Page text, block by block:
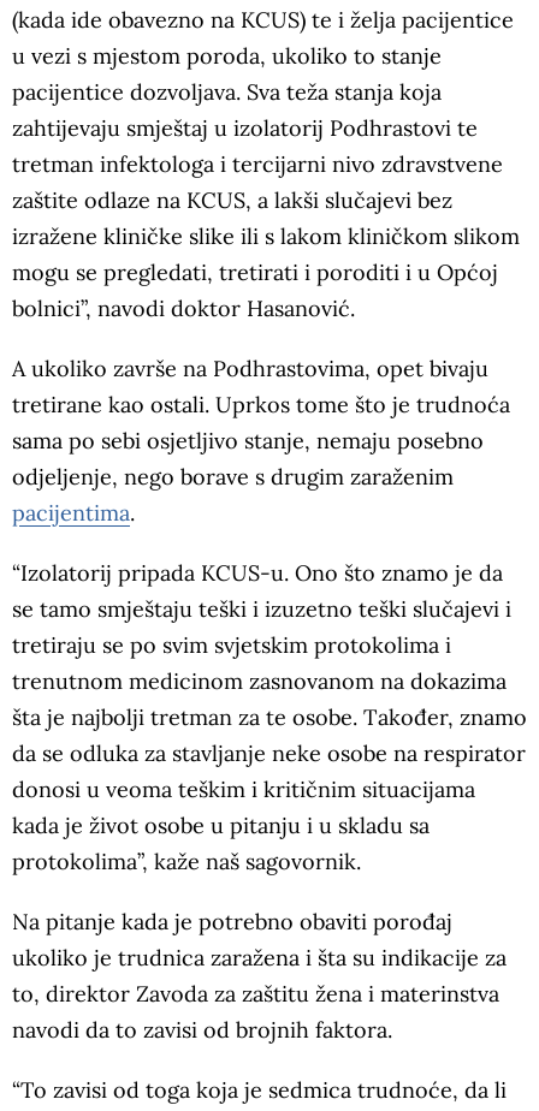
(kada ide obavezno na KCUS) te i želja pacijentice
u vezi s mjestom poroda, ukoliko to stanje
pacijentice dozvoljava. Sva teža stanja koja
zahtijevaju smještaj u izolatorij Podhrastovi te
tretman infektologa i tercijarni nivo zdravstvene
zaštite odlaze na KCUS, a lakši slučajevi bez
izražene kliničke slike ili s lakom kliničkom slikom
mogu se pregledati, tretirati i poroditi i u Općoj
bolnici”, navodi doktor Hasanović.
A ukoliko završe na Podhrastovima, opet bivaju
tretirane kao ostali. Uprkos tome što je trudnoća
sama po sebi osjetljivo stanje, nemaju posebno
odjeljenje, nego borave s drugim zaraženim
pacijentima.
“Izolatorij pripada KCUS-u. Ono što znamo je da
se tamo smještaju teški i izuzetno teški slučajevi i
tretiraju se po svim svjetskim protokolima i
trenutnom medicinom zasnovanom na dokazima
šta je najbolji tretman za te osobe. Također, znamo
da se odluka za stavljanje neke osobe na respirator
donosi u veoma teškim i kritičnim situacijama
kada je život osobe u pitanju i u skladu sa
protokolima”, kaže naš sagovornik.
Na pitanje kada je potrebno obaviti porođaj
ukoliko je trudnica zaražena i šta su indikacije za
to, direktor Zavoda za zaštitu žena i materinstva
navodi da to zavisi od brojnih faktora.
“To zavisi od toga koja je sedmica trudnoće, da li